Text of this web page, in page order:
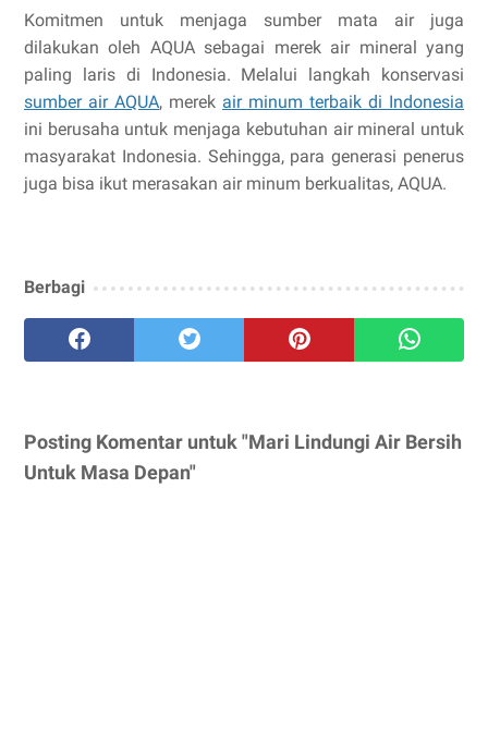
Komitmen untuk menjaga sumber mata air juga
dilakukan oleh AQUA sebagai merek air mineral yang
paling laris di Indonesia. Melalui langkah konservasi
sumber air AQUA, merek air minum terbaik di Indonesia
ini berusaha untuk menjaga kebutuhan air mineral untuk
masyarakat Indonesia. Sehingga, para generasi penerus
juga bisa ikut merasakan air minum berkualitas, AQUA.
Berbagi
Posting Komentar untuk "Mari Lindungi Air Bersih
Untuk Masa Depan"